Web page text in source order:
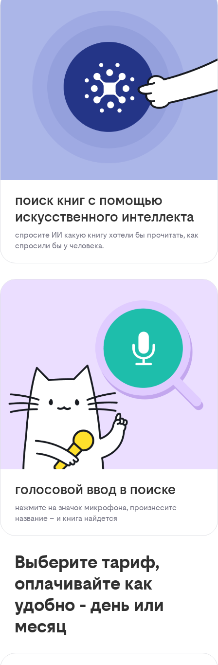
поиск книг с помощью
искусственного интеллекта
спросите ИИ какую книгу хотели бы прочитать, как
спросили бы у человека.
голосовой ввод в поиске
нажмите на значок микрофона, произнесите
название – и книга найдется
Выберите тариф,
оплачивайте как
удобно - день или
месяц